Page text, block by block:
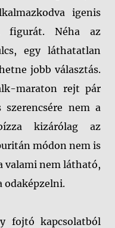
igenis
figurát. Néha az
egy láthatatlan
jobb választás.
maraton rejt pár
nem a
kizárólag az
módon nem is
valami nem látható,
odaképzelni.
fojtó kapcsolatból